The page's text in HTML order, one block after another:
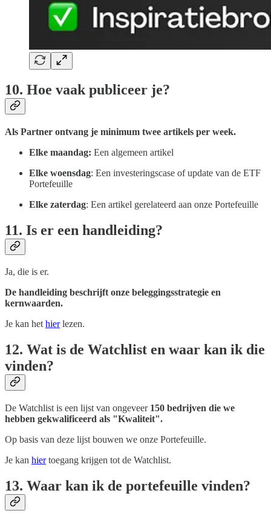
10. Hoe vaak publiceer je?
Als Partner ontvang je minimum twee artikels per week.
Elke maandag: Een algemeen artikel
Elke woensdag: Een investeringscase of update van de ETF
Portefeuille
Elke zaterdag: Een artikel gerelateerd aan onze Portefeuille
11. Is er een handleiding?
Ja, die is er.
De handleiding beschrijft onze beleggingsstrategie en
kernwaarden.
Je kan hethierlezen.
12. Wat is de Watchlist en waar kan ik die
vinden?
De Watchlist is een lijst van ongeveer 150 bedrijven die we
hebben gekwalificeerd als "Kwaliteit".
Op basis van deze lijst bouwen we onze Portefeuille.
Je kan hiertoegang krijgen tot de Watchlist.
13. Waar kan ik de portefeuille vinden?